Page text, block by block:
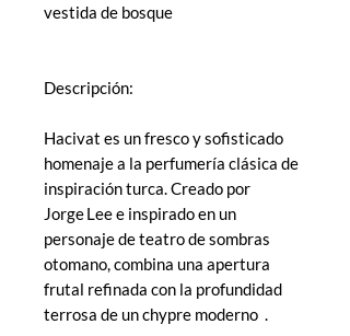
vestida de bosque
Descripción:
Hacivat es un fresco y sofisticado
homenaje a la perfumería clásica de
inspiración turca. Creado por
Jorge Lee e inspirado en un
personaje de teatro de sombras
otomano, combina una apertura
frutal refinada con la profundidad
terrosa de un chypre moderno .